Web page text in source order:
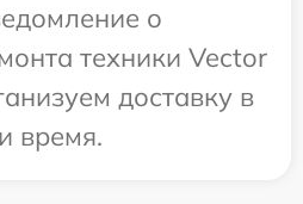
о
техники Vector
доставку в
время.